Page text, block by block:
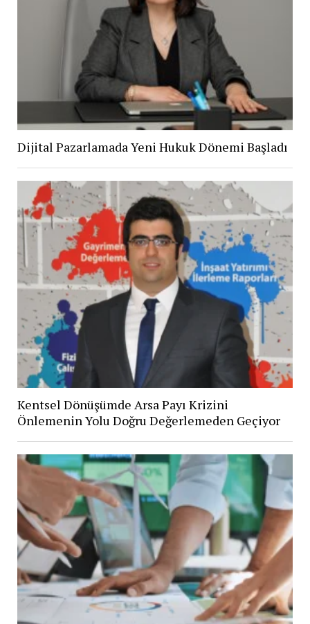
Dijital Pazarlamada Yeni Hukuk Dönemi Başladı
Kentsel Dönüşümde Arsa Payı Krizini
Önlemenin Yolu Doğru Değerlemeden Geçiyor